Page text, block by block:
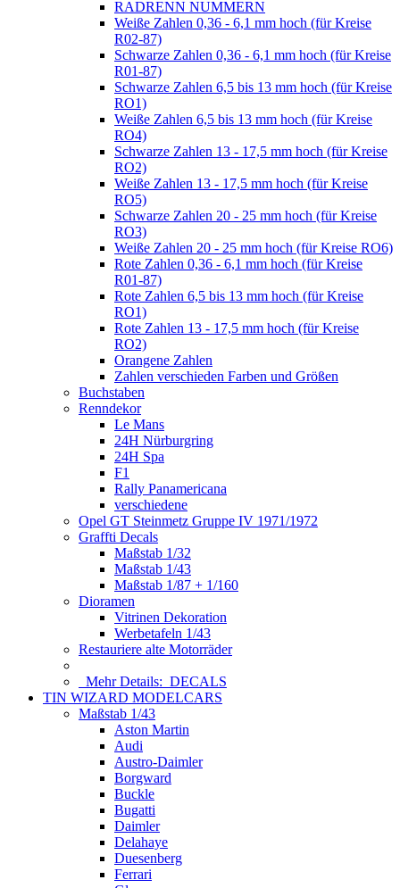
RADRENN NUMMERN
Weiße Zahlen 0,36 - 6,1 mm hoch (für Kreise
R02-87)
Schwarze Zahlen 0,36 - 6,1 mm hoch (für Kreise
R01-87)
Schwarze Zahlen 6,5 bis 13 mm hoch (für Kreise
RO1)
Weiße Zahlen 6,5 bis 13 mm hoch (für Kreise
RO4)
Schwarze Zahlen 13 - 17,5 mm hoch (für Kreise
RO2)
Weiße Zahlen 13 - 17,5 mm hoch (für Kreise
RO5)
Schwarze Zahlen 20 - 25 mm hoch (für Kreise
RO3)
Weiße Zahlen 20 - 25 mm hoch (für Kreise RO6)
Rote Zahlen 0,36 - 6,1 mm hoch (für Kreise
R01-87)
Rote Zahlen 6,5 bis 13 mm hoch (für Kreise
RO1)
Rote Zahlen 13 - 17,5 mm hoch (für Kreise
RO2)
Orangene Zahlen
Zahlen verschieden Farben und Größen
Buchstaben
Renndekor
Le Mans
24H Nürburgring
24H Spa
F1
Rally Panamericana
verschiedene
Opel GT Steinmetz Gruppe IV 1971/1972
Graffti Decals
Maßstab 1/32
Maßstab 1/43
Maßstab 1/87 + 1/160
Dioramen
Vitrinen Dekoration
Werbetafeln 1/43
Restauriere alte Motorräder
Mehr Details: DECALS
TIN WIZARD MODELCARS
Maßstab 1/43
Aston Martin
Audi
Austro-Daimler
Borgward
Buckle
Bugatti
Daimler
Delahaye
Duesenberg
Ferrari